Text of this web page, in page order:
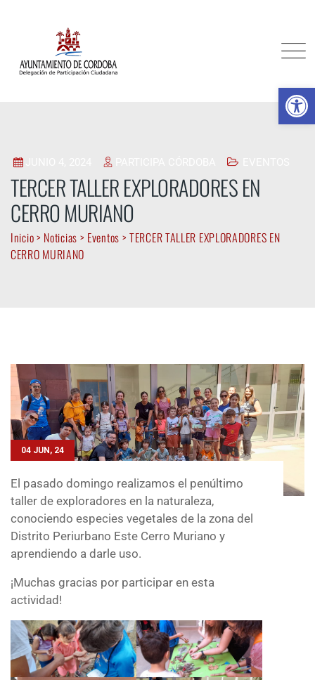
TERCER TALLER EXPLORADORES EN
CERRO MURIANO
Inicio> Noticias > Eventos >TERCER TALLER EXPLORADORES EN
CERRO MURIANO
04 JUN, 24
El pasado domingo realizamos el penúltimo
taller de exploradores en la naturaleza,
conociendo especies vegetales de la zona del
Distrito Periurbano Este Cerro Muriano y
aprendiendo a darle uso.
¡Muchas gracias por participar en esta
actividad!